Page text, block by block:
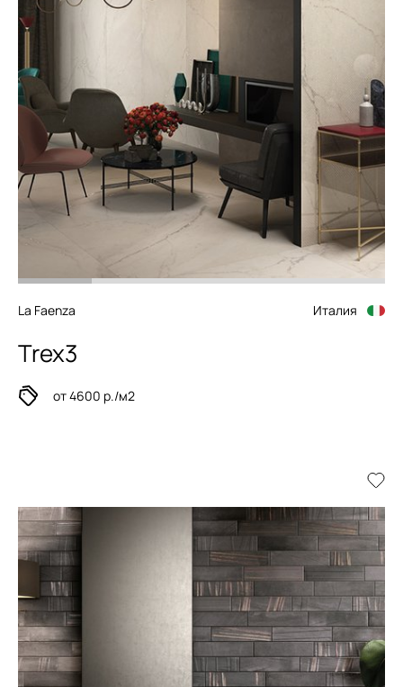
La Faenza Италия
Trex3
от 4600 р./м2